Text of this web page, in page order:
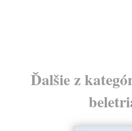
Ďalšie z